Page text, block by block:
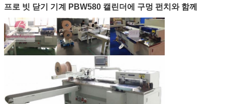
프로 빗 닫기 기계 PBW580 캘린더에 구멍 펀치와 함께